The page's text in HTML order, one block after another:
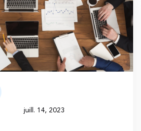
juill. 14, 2023